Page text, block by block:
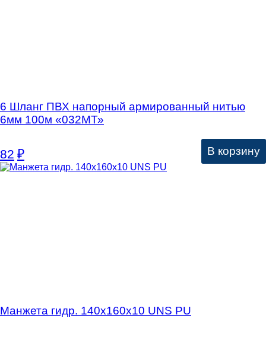
6 Шланг ПВХ напорный армированный нитью
6мм 100м «032МТ»
82 ₽ В корзину
Манжета гидр. 140х160х10 UNS PU